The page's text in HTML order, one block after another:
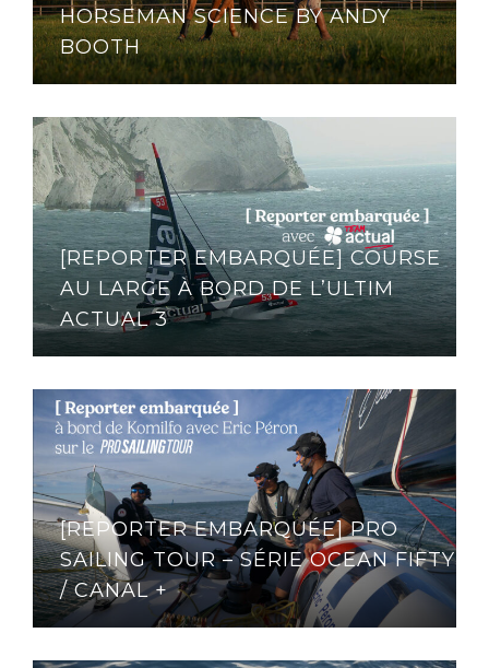
HORSEMAN SCIENCE BY ANDY
BOOTH
[REPORTER EMBARQUÉE] COURSE
AU LARGE À BORD DE L’ULTIM
ACTUAL 3
[REPORTER EMBARQUÉE] PRO
SAILING TOUR – SÉRIE OCEAN FIFTY
/ CANAL +